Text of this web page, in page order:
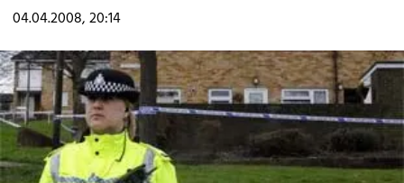
04.04.2008, 20:14